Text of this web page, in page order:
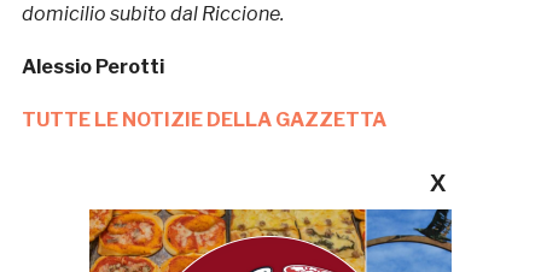
domicilio subito dal Riccione.
Alessio Perotti
TUTTE LE NOTIZIE DELLA GAZZETTA
X